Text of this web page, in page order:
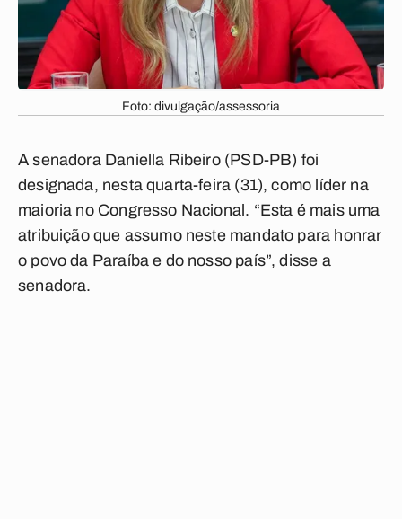
Foto: divulgação/assessoria
A senadora Daniella Ribeiro (PSD-PB) foi
designada, nesta quarta-feira (31), como líder na
maioria no Congresso Nacional. “Esta é mais uma
atribuição que assumo neste mandato para honrar
o povo da Paraíba e do nosso país”, disse a
senadora.